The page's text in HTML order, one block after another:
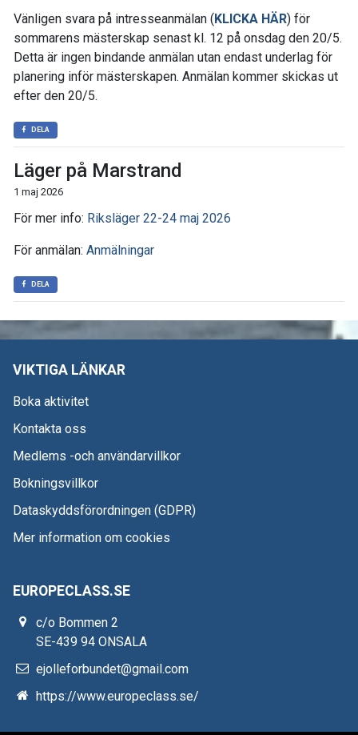
Vänligen svara på intresseanmälan (KLICKA HÄR) för
sommarens mästerskap senast kl. 12 på onsdag den 20/5.
Detta är ingen bindande anmälan utan endast underlag för
planering inför mästerskapen. Anmälan kommer skickas ut
efter den 20/5.
DELA
Läger på Marstrand
1 maj 2026
För mer info: Riksläger 22-24 maj 2026
För anmälan: Anmälningar
DELA
VIKTIGA LÄNKAR
Boka aktivitet
Kontakta oss
Medlems -och användarvillkor
Bokningsvillkor
Dataskyddsförordningen (GDPR)
Mer information om cookies
EUROPECLASS.SE
c/o Bommen 2
SE-439 94 ONSALA
ejolleforbundet@gmail.com
https://www.europeclass.se/